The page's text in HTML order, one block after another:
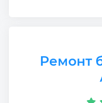
Ремонт